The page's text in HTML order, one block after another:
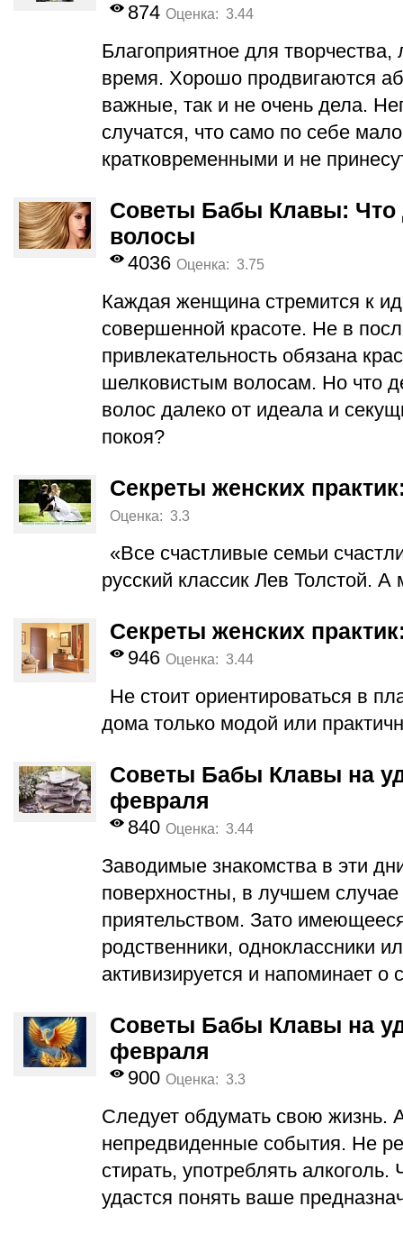
874 Оценка: 3.44
Благоприятное для
время. Хорошо продвигаются
важные, так и не очень дела.
случатся, что само по себе
кратковременными и не
Советы Бабы Клавы: Что
волосы
4036 Оценка: 3.75
Каждая женщина стремится к
совершенной красоте. Не в
привлекательность обязана
шелковистым волосам. Но что
волос далеко от идеала и
покоя?
Секреты женских
Оценка: 3.3
«Все счастливые семьи
русский классик Лев Толстой.
Секреты женских
946 Оценка: 3.44
Не стоит ориентироваться в
дома только модой или
Советы Бабы Клавы на
февраля
840 Оценка: 3.44
Заводимые знакомства в эти
поверхностны, в лучшем случае
приятельством. Зато
родственники, одноклассники
активизируется и напоминает
Советы Бабы Клавы на
февраля
900 Оценка: 3.3
Следует обдумать свою жизнь.
непредвиденные события. Не
стирать, употреблять
удастся понять ваше